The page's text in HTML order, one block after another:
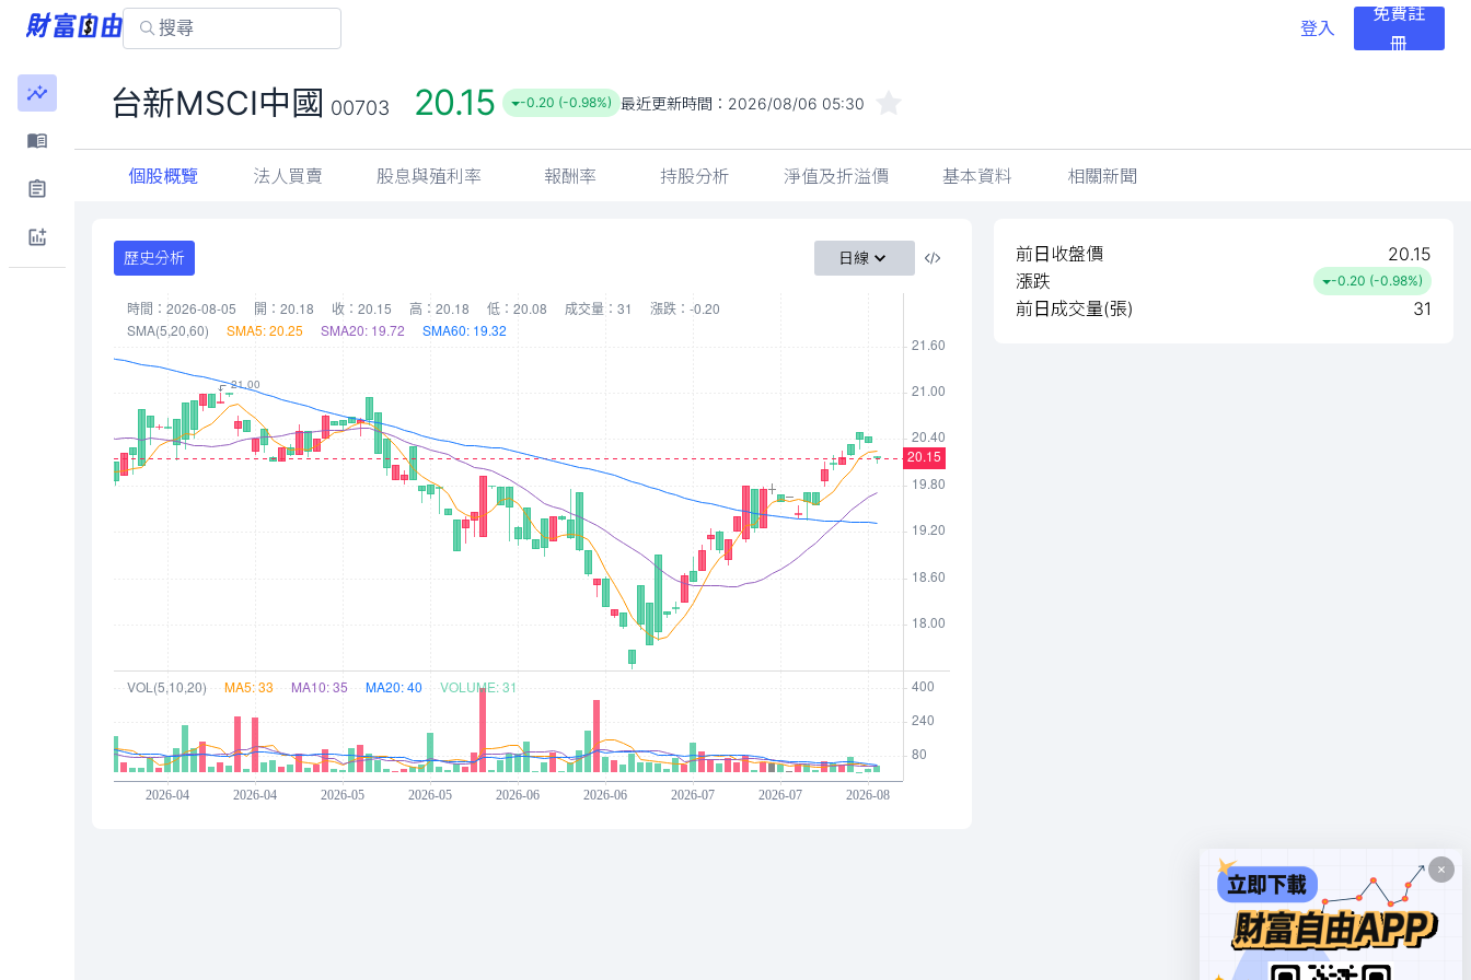
登入
免費註
冊
台新MSCI中國 00703 20.15 -0.20 (-0.98%) 最近更新時間： 2026/08/06 05:30
個股概覽 法人買賣 股息與殖利率 報酬率 持股分析 淨值及折溢價 基本資料 相關新聞
歷史分析 日線 前日收盤價
20.15
漲跌
-0.20 (-0.98%)
前日成交量(張) 31